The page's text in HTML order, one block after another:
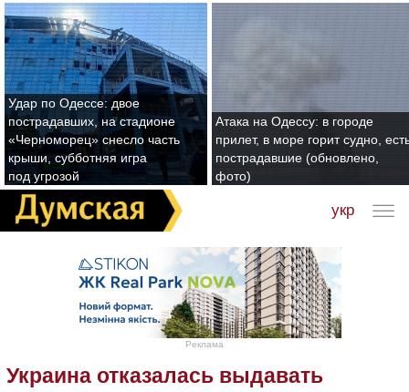
Удар по Одессе: двое
пострадавших, на стадионе
«Черноморец» снесло часть
крыши, субботняя игра
под угрозой
Атака на Одессу: в городе
прилет, в море горит судно,
пострадавшие (обновлено,
фото)
укр
Реклама
Украина отказалась выдавать